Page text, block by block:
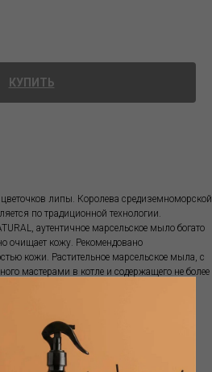
КУПИТЬ
липы. Королева средиземноморской
по традиционной технологии.
аутентичное марсельское мыло богато
очищает кожу. Рекомендовано
кожи. Растительное марсельское мыла, с
мастерами в котле и содержащего не более
масла, вода, соль и сода. Как и его
и затвердевает по мере высыхания.
элементами и обладающий
очищает кожу и не суша ее.
белья, это полностью натуральное и